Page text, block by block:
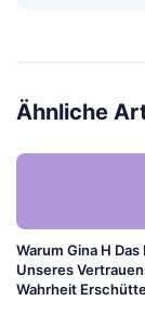
Ähnliche
Warum Gina H
Unseres
Wahrheit